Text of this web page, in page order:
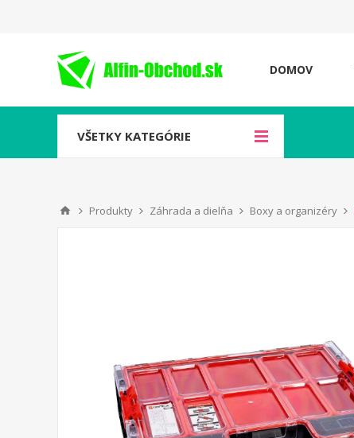
DOMOV
VŠETKY KATEGÓRIE
Produkty Záhrada a dielňa Boxy a organizéry